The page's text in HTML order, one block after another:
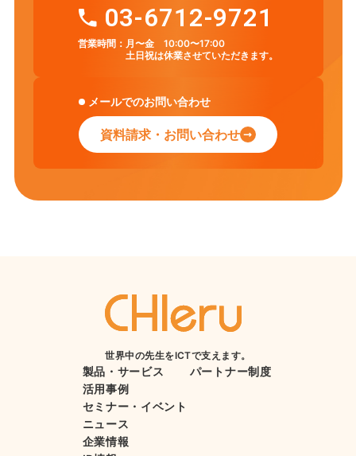
03-6712-9721
営業時間： 月〜金 10:00〜17:00
土日祝は休業させていただきます。
メールでのお問い合わせ
資料請求・お問い合わせ
世界中の先生をICTで支えます。
製品・サービス
活用事例
セミナー・イベント
ニュース
企業情報
パートナー制度